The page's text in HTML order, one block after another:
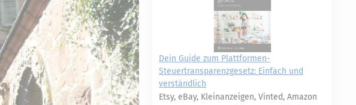
Dein Guide zum Plattformen-
Steuertransparenzgesetz: Einfach und
verständlich
Etsy, eBay, Kleinanzeigen, Vinted, Amazon